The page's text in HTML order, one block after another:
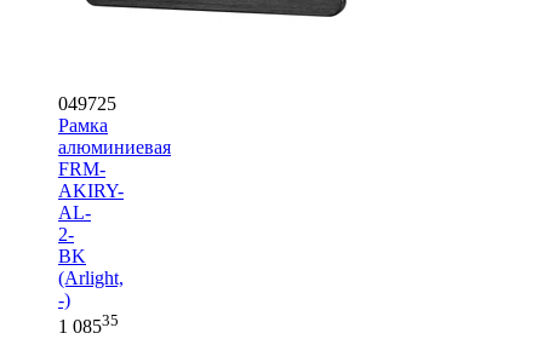
049725
Рамка
алюминиевая
FRM-
AKIRY-
AL-
2-
BK
(Arlight,
-)
1 08535